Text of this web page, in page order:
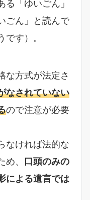
「ゆいごん」
ごん」と読んで
す）。
な方式が法定さ
なされていない
ので注意が必要
なければ法的な
、 口頭のみの
による遺言では